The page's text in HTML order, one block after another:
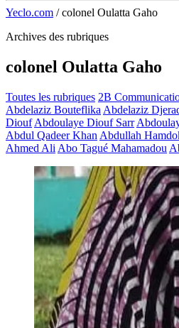
Yeclo.com / colonel Oulatta Gaho
Archives des rubriques
colonel Oulatta Gaho
Toutes les rubriques 2B
Abdelaziz Bouteflika Abdelaziz
Diouf Abdoulaye Diouf Sarr
Abdul Qadeer Khan Abdullah
Ahmed Ali Abo Tagué Mahamadou